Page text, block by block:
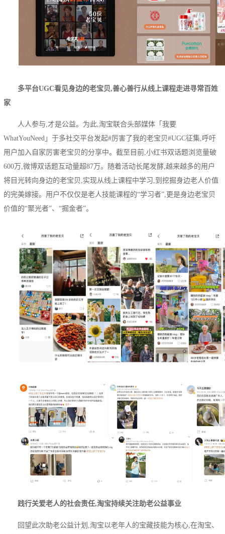
多平台UGC看见身边的老宝贝,善心善行从线上课程走进寻常百姓
家
人人参与,才是公益。为此,淘宝联合头部媒体「我要
WhatYouNeed」于多社交平台发起#厉害了我的老宝贝#UGC征集,呼吁
用户加入自家厉害老宝贝的分享中。截至目前,小红书双话题浏览量破
600万,微博双话题互动量超87万。随着活动长尾发酵,越来越多的用户
将目光转向身边的老宝贝,实现从线上课程中学习,到挖掘身边老人价值
的完美嫁接。用户不仅仅是老人技能课程的“学习者”,更是身边老宝贝
价值的“聚光者”、“掘金者”。
践行关爱老人的社会责任,淘宝持续关注助老公益事业
回望此次助老公益计划,淘宝以老年人的宝藏技能为核心,在淘宝、